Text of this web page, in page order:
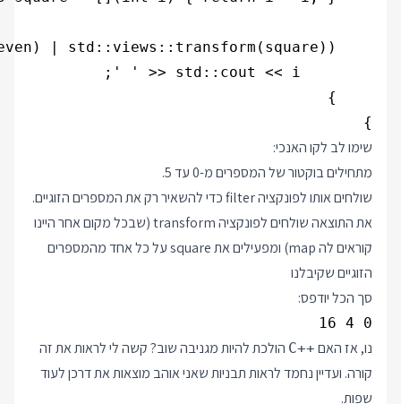
}
שימו לב לקו האנכי:
מתחילים בוקטור של המספרים מ-0 עד 5.
שולחים אותו לפונקציה filter כדי להשאיר רק את המספרים הזוגיים.
את התוצאה שולחים לפונקציה transform (שבכל מקום אחר היינו
קוראים לה map) ומפעילים את square על כל אחד מהמספרים
הזוגיים שקיבלנו
סך הכל יודפס:
0 4 16
נו, אז האם C++ הולכת להיות מגניבה שוב? קשה לי לראות את זה
קורה. ועדיין נחמד לראות תבניות שאני אוהב מוצאות את דרכן לעוד
שפות.